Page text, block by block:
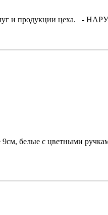
услуг и продукции цеха.
белые с цветными